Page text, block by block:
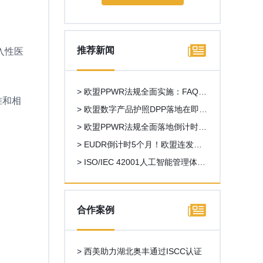
推荐新闻
> 欧盟PPWR法规全面实施：FAQ第
二版发布，多项关键问题获官方澄
清
> 欧盟数字产品护照DPP落地在即，
外贸出口新一轮数字化合规浪潮来
袭
> 欧盟PPWR法规全面落地倒计时！
外贸企业一站式合规操作指南
> EUDR倒计时5个月！欧盟连发重
磅新规，中国企业合规路线图全解
> ISO/IEC 42001人工智能管理体系
合作案例
> 西美助力湖北奥丰通过ISCC认证
性医
相